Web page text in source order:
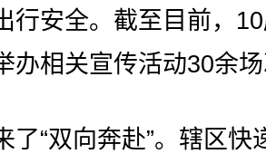
行安全。截至目前，
办相关宣传活动30余
“双向奔赴”。辖区快